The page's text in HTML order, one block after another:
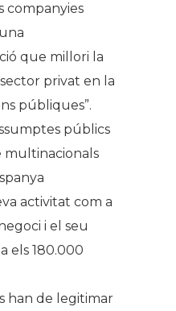
companyies
que millori la
privat en la
públiques”.
públics
multinacionals
activitat com a
i el seu
els 180.000
han de legitimar